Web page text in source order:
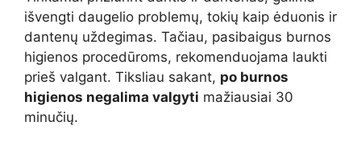
išvengti daugelio problemų, tokių kaip ėduonis ir
dantenų uždegimas. Tačiau, pasibaigus burnos
higienos procedūroms, rekomenduojama laukti
prieš valgant. Tiksliau sakant, po burnos
higienos negalima valgyti mažiausiai 30
minučių.